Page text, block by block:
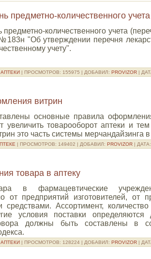
предметно-количественного
количественного учета
"Об утверждении перечня
учету".
| ПРОСМОТРОВ: 155975 | ДОБАВИЛ: PROVIZOR |
витрин
основные правила
увеличить товарооборот аптеки и
это часть системы мерчандайзинга в
| ПРОСМОТРОВ: 149402 | ДОБАВИЛ: PROVIZOR | ДАТА:
товара в аптеку
в фармацевтические
от предприятий изготовителей, от
средствами. Ассортимент,
условия поставки определяются
должны быть составлены в
| ПРОСМОТРОВ: 128224 | ДОБАВИЛ: PROVIZOR |